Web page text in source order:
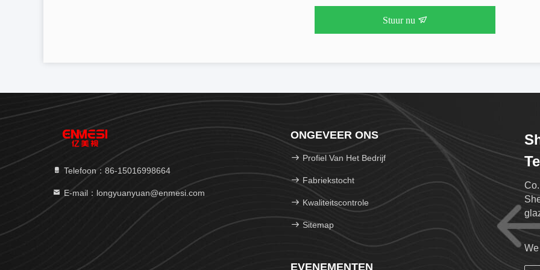
Stuur nu
Telefoon：86-15016998664
E-mail：longyuanyuan@enmesi.com
ONGEVEER ONS
Profiel Van Het Bedrijf
Fabriekstocht
Kwaliteitscontrole
Sitemap
EVENEMENTEN